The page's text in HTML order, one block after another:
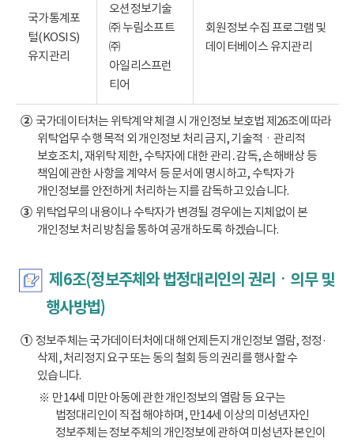
국가통계포
털(KOSIS)
유지관리
오션정보기술
㈜ 누림소프트
㈜
아일리스프런
티어
회원정보 수집 프로그램 및
데이터베이스 유지관리
②국가데이터처는 위탁계약 체결 시 개인정보 보호법 제26조에 따라
위탁업무 수행 목적 외 개인정보 처리 금지, 기술적ㆍ관리적
보호조치, 재위탁 제한, 수탁자에 대한 관리․감독, 손해배상 등
책임에 관한 사항을 계약서 등 문서에 명시하고, 수탁자가
개인정보를 안전하게 처리하는 지를 감독하고 있습니다.
③위탁업무의 내용이나 수탁자가 변경될 경우에는 지체없이 본
개인정보 처리 방침을 통하여 공개하도록 하겠습니다.
제6조(정보주체와 법정대리인의 권리ㆍ의무 및
행사방법)
①정보주체는 국가데이터처에 대해 언제든지 개인정보 열람, 정정·
삭제, 처리정지 요구 또는 동의 철회 등의 권리를 행사할 수
있습니다.
※ 만14세 미만 아동에 관한 개인정보의 열람 등 요구는
법정대리인이 직접 해야하며, 만14세 이상의 미성년자인
정보주체는 정보주체의 개인정보에 관하여 미성년자 본인이